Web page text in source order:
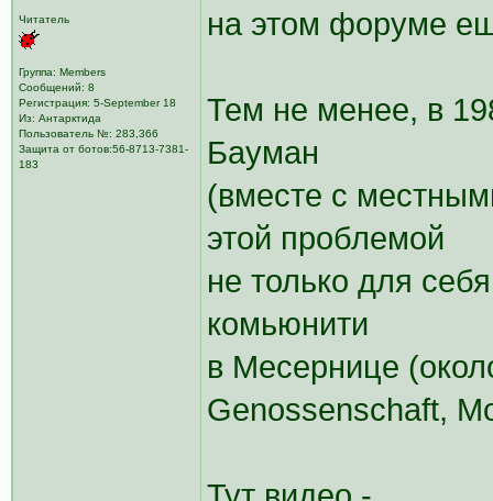
Читатель
Группа: Members
Сообщений: 8
Регистрация: 5-September 18
Из: Антарктида
Пользователь №: 283,366
Защита от ботов:56-8713-7381-
183
на этом форуме
Тем не менее, в
Бауман
(вместе с
этой проблемой
не только для
комьюнити
в Месернице
Genossenschaft,